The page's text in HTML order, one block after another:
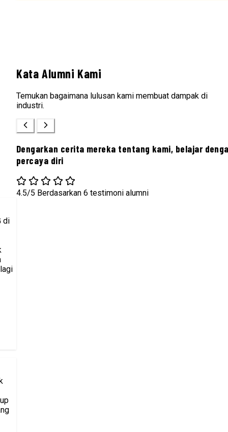
Kata Alumni Kami
Temukan bagaimana lulusan kami membuat dampak di
industri.
Dengarkan cerita mereka tentang kami, belajar
percaya diri
4.5/5 Berdasarkan 6 testimoni alumni